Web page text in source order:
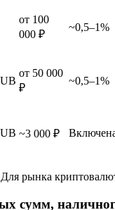
от 100
000 ₽
~0,5–1%
от 50 000
₽
~0,5–1%
~3 000 ₽
рынка
сумм,